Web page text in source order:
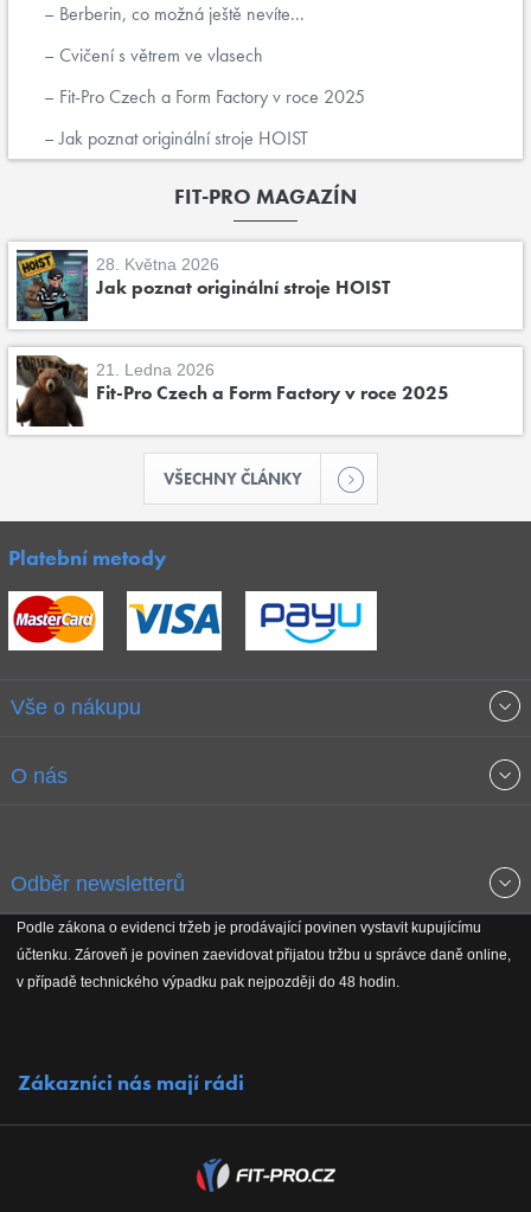
Berberin, co možná ještě nevíte...
Cvičení s větrem ve vlasech
Fit-Pro Czech a Form Factory v roce 2025
Jak poznat originální stroje HOIST
FIT-PRO MAGAZÍN
28. Května 2026
Jak poznat originální stroje HOIST
21. Ledna 2026
Fit-Pro Czech a Form Factory v roce 2025
VŠECHNY ČLÁNKY
Platební metody
Vše o nákupu
Obchodní podmínky
Reklamační řád
O nás
Koho podporujeme
Odběr newsletterů
Získejte přehled o novinkách, slevách, akčním zboží a upozornění
na nové články v magazínu!
Podle zákona o evidenci tržeb je prodávající povinen vystavit kupujícímu
účtenku. Zároveň je povinen zaevidovat přijatou tržbu u správce daně online,
v případě technického výpadku pak nejpozději do 48 hodin.
Zákazníci nás mají rádi